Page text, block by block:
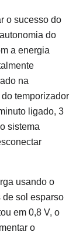
o sucesso do
do
a energia
na
temporizador
ligado, 3
sistema
usando o
de sol esparso
em 0,8 V, o
o